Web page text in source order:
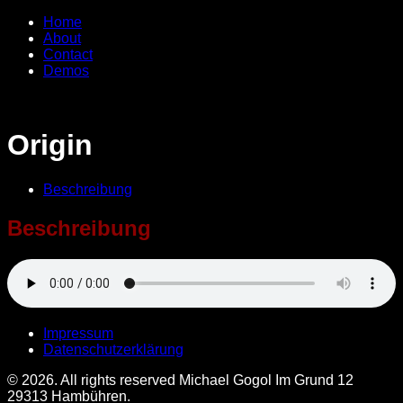
Home
About
Contact
Demos
Origin
Beschreibung
Beschreibung
Impressum
Datenschutzerklärung
© 2026. All rights reserved Michael Gogol Im Grund 12
29313 Hambühren.